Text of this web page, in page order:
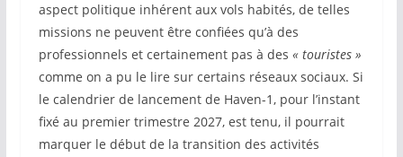
aspect politique inhérent aux vols habités, de telles
missions ne peuvent être confiées qu’à des
professionnels et certainement pas à des « touristes »
comme on a pu le lire sur certains réseaux sociaux. Si
le calendrier de lancement de Haven-1, pour l’instant
fixé au premier trimestre 2027, est tenu, il pourrait
marquer le début de la transition des activités